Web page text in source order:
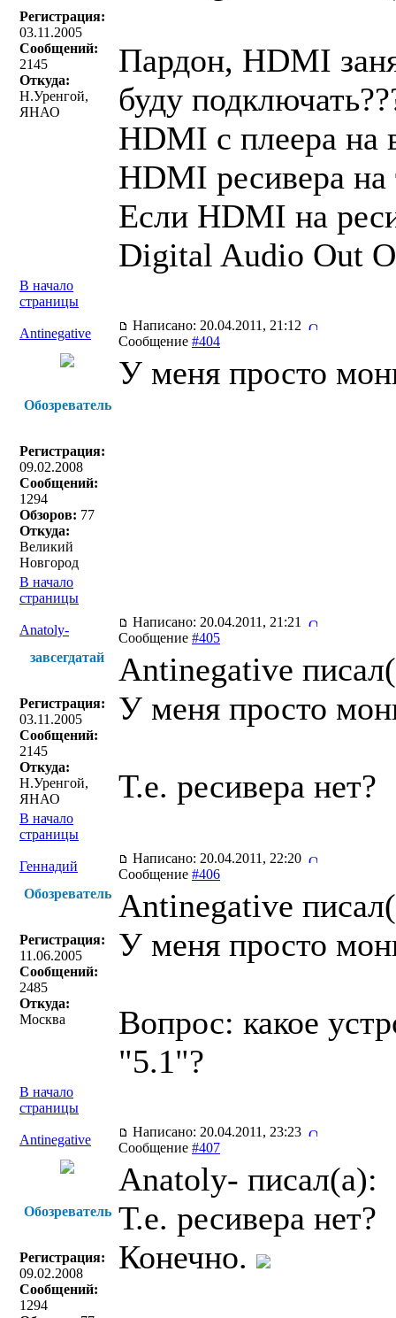
Регистрация:
03.11.2005
Сообщений:
2145
Откуда:
Н.Уренгой,
ЯНАО
Пардон, HDMI
буду
HDMI с плеера на
HDMI ресивера на
Если HDMI на
Digital Audio Out
В начало
страницы
Antinegative
Написано: 20.04.2011, 21:12
Сообщение #404
Обозреватель
Регистрация:
09.02.2008
Сообщений:
1294
Обзоров: 77
Откуда:
Великий
Новгород
У меня просто
В начало
страницы
Anatoly-
Написано: 20.04.2011, 21:21
Сообщение #405
завсегдатай
Регистрация:
03.11.2005
Сообщений:
2145
Откуда:
Н.Уренгой,
ЯНАО
Antinegative
У меня просто
Т.е. ресивера нет?
В начало
страницы
Геннадий
Написано: 20.04.2011, 22:20
Сообщение #406
Обозреватель
Регистрация:
11.06.2005
Сообщений:
2485
Откуда:
Москва
Antinegative
У меня просто
Вопрос: какое
"5.1"?
В начало
страницы
Antinegative
Написано: 20.04.2011, 23:23
Сообщение #407
Обозреватель
Регистрация:
09.02.2008
Сообщений:
1294
Anatoly- писал(a):
Т.е. ресивера нет?
Конечно.